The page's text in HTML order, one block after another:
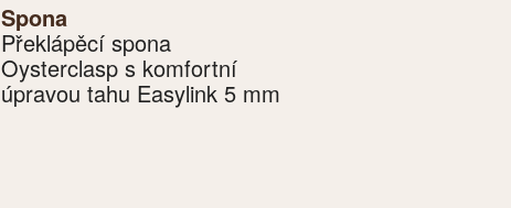
Spona
Překlápěcí spona
Oysterclasp s komfortní
úpravou tahu Easylink 5 mm